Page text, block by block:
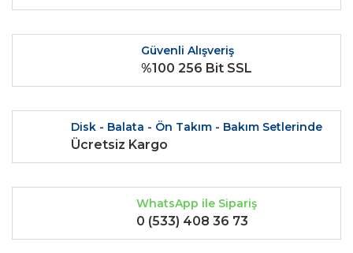
Gönder
Güvenli Alışveriş
%100 256 Bit SSL
Disk - Balata - Ön Takım - Bakım Setlerinde
Ücretsiz Kargo
WhatsApp ile Sipariş
0 (533) 408 36 73